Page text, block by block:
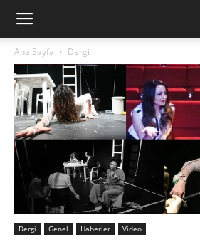
Ana Sayfa Dergi
Dergi Genel Haberler Video